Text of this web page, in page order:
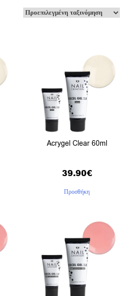
Acrygel Clear 60ml
39.90€
Προσθήκη